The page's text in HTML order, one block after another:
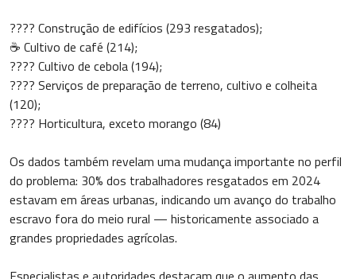
????️ Construção de edifícios (293 resgatados);
☕ Cultivo de café (214);
???? Cultivo de cebola (194);
???? Serviços de preparação de terreno, cultivo e colheita
(120);
???? Horticultura, exceto morango (84)
Os dados também revelam uma mudança importante no perfil
do problema: 30% dos trabalhadores resgatados em 2024
estavam em áreas urbanas, indicando um avanço do trabalho
escravo fora do meio rural — historicamente associado a
grandes propriedades agrícolas.